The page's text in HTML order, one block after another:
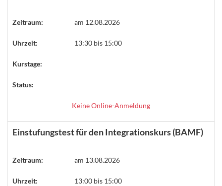
Zeitraum: am 12.08.2026
Uhrzeit: 13:30 bis 15:00
Kurstage:
Status:
Keine Online-Anmeldung
Einstufungstest für den Integrationskurs (BAMF)
Zeitraum: am 13.08.2026
Uhrzeit: 13:00 bis 15:00